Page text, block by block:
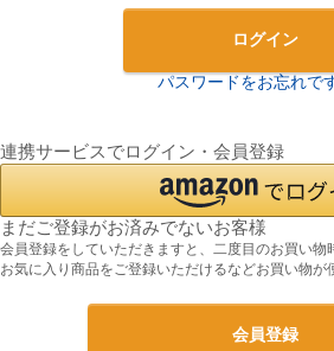
ログイン
パスワードをお忘れで
連携サービスでログイン・会員登録
まだご登録がお済みでないお客様
会員登録をしていただきますと、二度目のお買い物
お気に入り商品をご登録いただけるなどお買い物が
会員登録